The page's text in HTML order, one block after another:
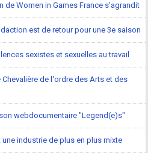
de Women in Games France s'agrandit
est de retour pour une 3e saison
sexistes et sexuelles au travail
de l'ordre des Arts et des
webdocumentaire "Legend(e)s"
industrie de plus en plus mixte